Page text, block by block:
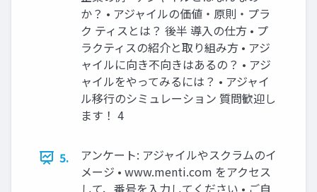
か？ • アジャイルの価値・原則・プラ
ク ティスとは？ 後半 導入の仕方 • プ
ラクティスの紹介と取り組み方 • アジ
ャイルに向き不向きはあるの？ • アジ
ャイルをやってみるには？ • アジャイ
ル移行のシミュレーション 質問歓迎し
ます！ 4
5.
アンケート: アジャイルやスクラムのイ
メージ • www.menti.com をアクセス